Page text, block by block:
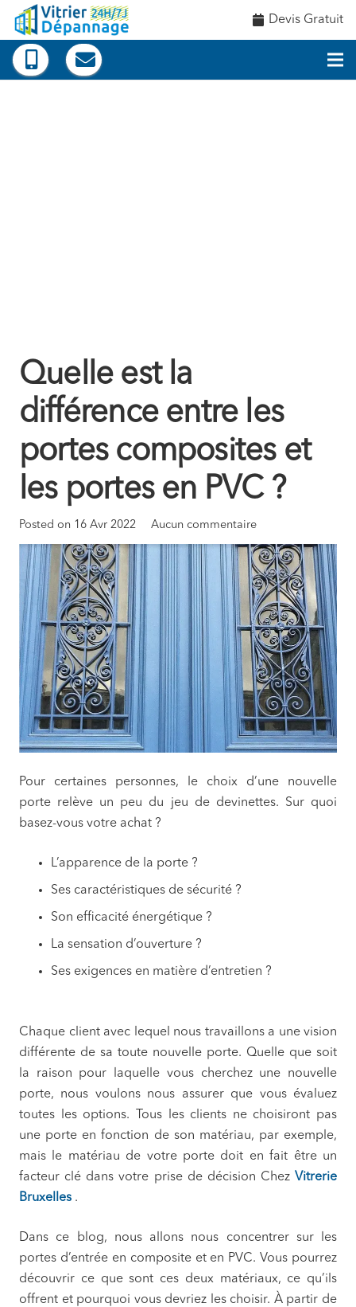
Devis Gratuit
Quelle est la
différence entre les
portes composites et
les portes en PVC ?
Posted on 16 Avr 2022 Aucun commentaire
Pour certaines personnes, le choix d’une nouvelle
porte relève un peu du jeu de devinettes. Sur quoi
basez-vous votre achat ?
L’apparence de la porte ?
Ses caractéristiques de sécurité ?
Son efficacité énergétique ?
La sensation d’ouverture ?
Ses exigences en matière d’entretien ?
Chaque client avec lequel nous travaillons a une vision
différente de sa toute nouvelle porte. Quelle que soit
la raison pour laquelle vous cherchez une nouvelle
porte, nous voulons nous assurer que vous évaluez
toutes les options. Tous les clients ne choisiront pas
une porte en fonction de son matériau, par exemple,
mais le matériau de votre porte doit en fait être un
facteur clé dans votre prise de décision Chez Vitrerie
Bruxelles .
Dans ce blog, nous allons nous concentrer sur les
portes d’entrée en composite et en PVC. Vous pourrez
découvrir ce que sont ces deux matériaux, ce qu’ils
offrent et pourquoi vous devriez les choisir. À partir de